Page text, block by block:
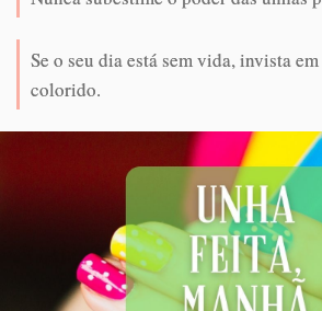
Se o seu dia está sem vida, invista
colorido.